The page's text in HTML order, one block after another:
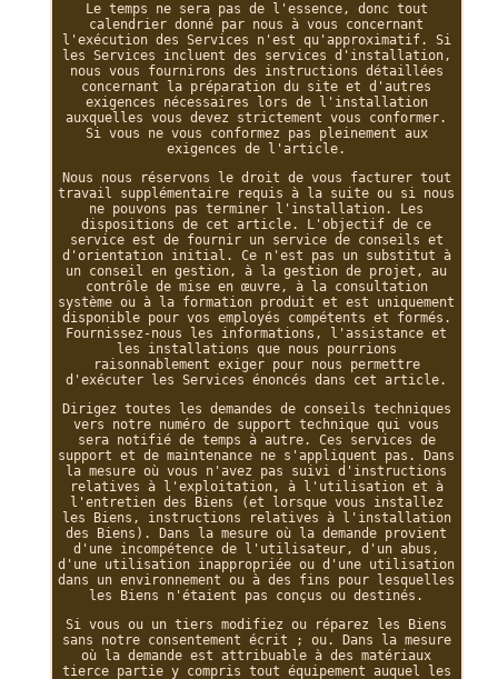
Le temps ne sera pas de l'essence, donc tout
calendrier donné par nous à vous concernant
l'exécution des Services n'est qu'approximatif. Si
les Services incluent des services d'installation,
nous vous fournirons des instructions détaillées
concernant la préparation du site et d'autres
exigences nécessaires lors de l'installation
auxquelles vous devez strictement vous conformer.
Si vous ne vous conformez pas pleinement aux
exigences de l'article.
Nous nous réservons le droit de vous facturer tout
travail supplémentaire requis à la suite ou si nous
ne pouvons pas terminer l'installation. Les
dispositions de cet article. L'objectif de ce
service est de fournir un service de conseils et
d'orientation initial. Ce n'est pas un substitut à
un conseil en gestion, à la gestion de projet, au
contrôle de mise en œuvre, à la consultation
système ou à la formation produit et est uniquement
disponible pour vos employés compétents et formés.
Fournissez-nous les informations, l'assistance et
les installations que nous pourrions
raisonnablement exiger pour nous permettre
d'exécuter les Services énoncés dans cet article.
Dirigez toutes les demandes de conseils techniques
vers notre numéro de support technique qui vous
sera notifié de temps à autre. Ces services de
support et de maintenance ne s'appliquent pas. Dans
la mesure où vous n'avez pas suivi d'instructions
relatives à l'exploitation, à l'utilisation et à
l'entretien des Biens (et lorsque vous installez
les Biens, instructions relatives à l'installation
des Biens). Dans la mesure où la demande provient
d'une incompétence de l'utilisateur, d'un abus,
d'une utilisation inappropriée ou d'une utilisation
dans un environnement ou à des fins pour lesquelles
les Biens n'étaient pas conçus ou destinés.
Si vous ou un tiers modifiez ou réparez les Biens
sans notre consentement écrit ; ou. Dans la mesure
où la demande est attribuable à des matériaux
tierce partie y compris tout équipement auquel les